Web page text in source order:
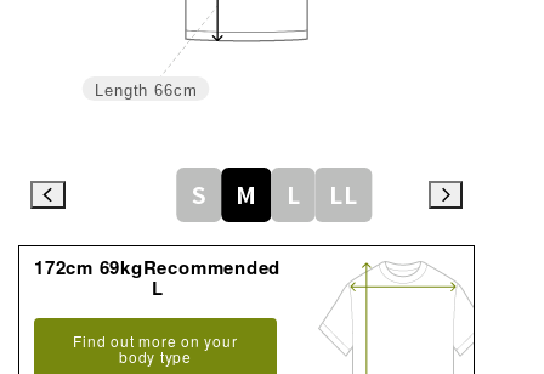
Length 66cm
S M L LL
172cm 69kgRecommended
L
Find out more on your
body type